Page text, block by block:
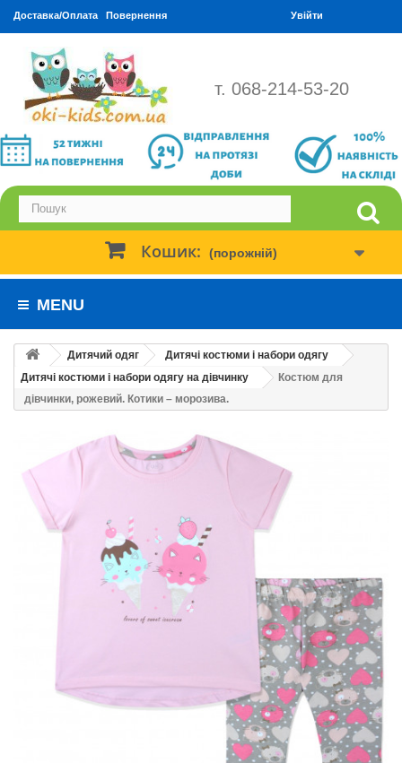
Доставка/Оплата Повернення Увійти
т. 068-214-53-20
Кошик: (порожній)
MENU
Дитячий одяг
Дитячі костюми і набори одягу
Дитячі костюми і набори одягу на дівчинку
Костюм для
дівчинки, рожевий. Котики – морозива.